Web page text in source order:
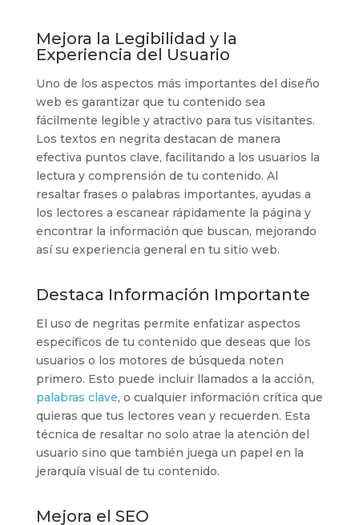
Mejora la Legibilidad y la
Experiencia del Usuario
Uno de los aspectos más importantes del diseño
web es garantizar que tu contenido sea
fácilmente legible y atractivo para tus visitantes.
Los textos en negrita destacan de manera
efectiva puntos clave, facilitando a los usuarios la
lectura y comprensión de tu contenido. Al
resaltar frases o palabras importantes, ayudas a
los lectores a escanear rápidamente la página y
encontrar la información que buscan, mejorando
así su experiencia general en tu sitio web.
Destaca Información Importante
El uso de negritas permite enfatizar aspectos
específicos de tu contenido que deseas que los
usuarios o los motores de búsqueda noten
primero. Esto puede incluir llamados a la acción,
palabras clave, o cualquier información crítica que
quieras que tus lectores vean y recuerden. Esta
técnica de resaltar no solo atrae la atención del
usuario sino que también juega un papel en la
jerarquía visual de tu contenido.
Mejora el SEO